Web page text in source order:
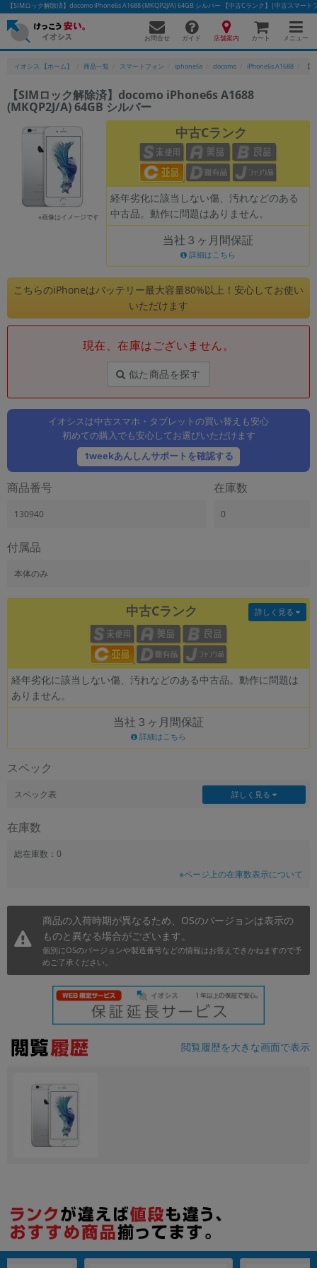
【SIMロック解除済】docomo iPhone6s A1688 (MKQP2J/A) 64GB シルバー 【中古Cランク】|中古スマート
お問合せ ガイド 店舗案内 カート メニュー
イオシス 【ホーム】 商品一覧 スマートフォン iphone6s docomo iPhone6s A1688 【
【SIMロック解除済】docomo iPhone6s A1688
(MKQP2J/A) 64GB シルバー
※画像はイメージです
中古Cランク
経年劣化に該当しない傷、汚れなどのある
中古品。動作に問題はありません。
当社３ヶ月間保証
詳細はこちら
こちらのiPhoneはバッテリー最大容量80%以上！安心してお使い
いただけます
現在、在庫はございません。
似た商品を探す
イオシスは中古スマホ・タブレットの買い替えも安心
初めての購入でも安心してお選びいただけます
1weekあんしんサポートを確認する
商品番号
130940
在庫数
0
付属品
本体のみ
中古Cランク
経年劣化に該当しない傷、汚れなどのある中古品。動作に問題は
ありません。
詳しく見る
当社３ヶ月間保証
詳細はこちら
スペック
スペック表 詳しく見る
在庫数
総在庫数：0
※ページ上の在庫数表示について
商品の入荷時期が異なるため、OSのバージョンは表示の
ものと異なる場合がございます。
個別にOSのバージョンや製造番号などの情報はお答えできかねますので予
めご了承ください。
閲覧履歴を大きな画面で表示
かんたんパソコン検索に切り替える
フリーワード
人気の検索ワード： Let's note EliteBookMacBook
「スマートフォン」「タブレット」など
シリーズ
商品シリーズ名・ブランド名の絞り込み。
「iPhone」「Xperia」「Galaxy」など
「Apple」「SONY」「SHARP」など
機能・特徴
商品の搭載機能による絞り込み
「5G対応」「防水」「ワンセグ」など
ランク
「新品」「未使用」「中古」など
CPU
OSの絞り込み
~
容量
~
モニタサイズ
年
各項目のチェックボックスは「or検索」となります。
ただし機能別のみ「and検索」となります。